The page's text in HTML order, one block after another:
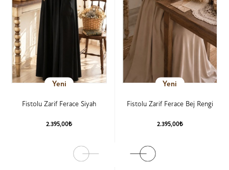
Yeni
Fistolu Zarif Ferace Siyah
2.395,00₺
Yeni
Fistolu Zarif Ferace Bej Rengi
2.395,00₺